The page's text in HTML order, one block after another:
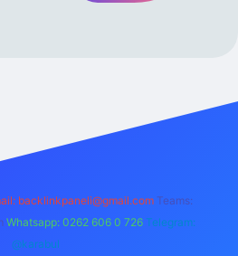
backlinkpaneli@gmail.com Teams:
Whatsapp: 0262 606 0 726 Telegram:
@karabul